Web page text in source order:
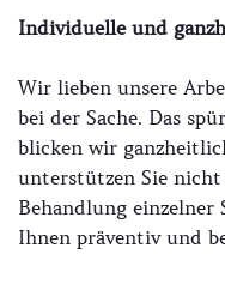
Individuelle und
Wir lieben unsere
bei der Sache. Das
blicken wir
unterstützen Sie
Behandlung einzelner
Ihnen präventiv und